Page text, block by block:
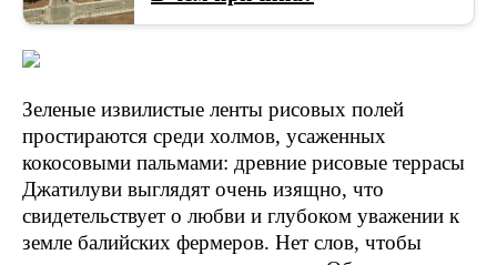
Зеленые извилистые ленты рисовых полей
простираются среди холмов, усаженных
кокосовыми пальмами: древние рисовые террасы
Джатилуви выглядят очень изящно, что
свидетельствует о любви и глубоком уважении к
земле балийских фермеров. Нет слов, чтобы